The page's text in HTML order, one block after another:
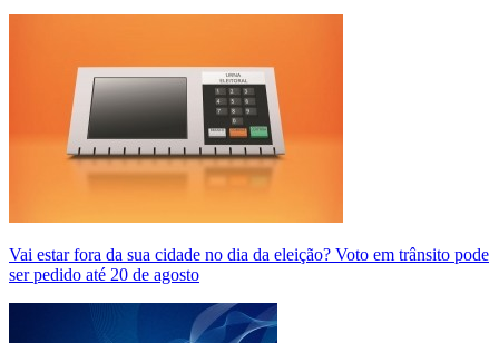
Vai estar fora da sua cidade no dia da eleição? Voto em trânsito pode
ser pedido até 20 de agosto